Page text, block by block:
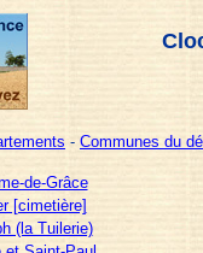
- Communes du
de-Grâce
[cimetière]
(la Tuilerie)